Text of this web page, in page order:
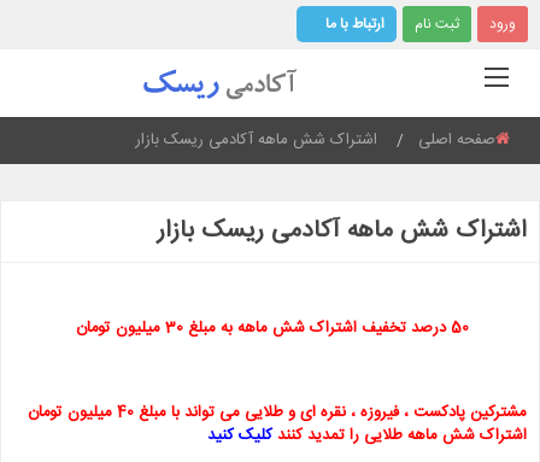
ورود ثبت نام ارتباط با ما
Current:
اشتراک شش ماهه آکادمی ریسک بازار صفحه اصلی
اشتراک شش ماهه آکادمی ریسک بازار
50 درصد تخفیف اشتراک شش ماهه به مبلغ 30 میلیون تومان
مشترکین پادکست ، فیروزه ، نقره ای و طلایی می تواند با مبلغ 40 میلیون تومان
اشتراک شش ماهه طلایی را تمدید کنندکلیک کنید